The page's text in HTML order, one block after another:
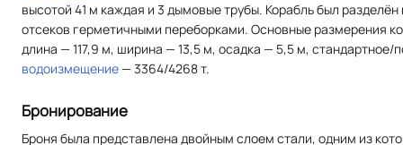
высотой 41 м каждая и 3 дымовые трубы. Корабль был разделён
отсеков герметичными переборками. Основные размерения
длина — 117,9 м, ширина — 13,5 м, осадка — 5,5 м, стандартное/
водоизмещение— 3364/4268 т.
Бронирование
Броня была представлена двойным слоем стали, одним из